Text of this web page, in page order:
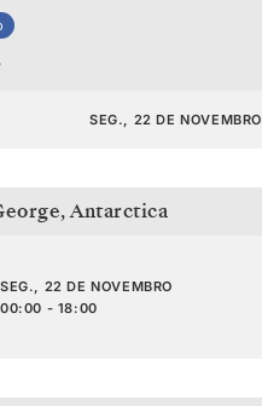
SEG., 22 DE NOVEMBRO
,Antarctica
SEG., 22 DE NOVEMBRO
00:00 - 18:00